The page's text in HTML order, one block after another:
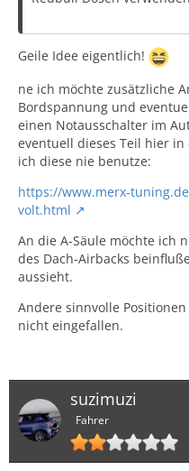
7)Steckverbinder des
8)Kombiinstrument aus
ausbauen.
9)Motorschalter von der
Armaturenbretts auf der
11)Die Klauen ösen und
12)Mittlere
-Die mittlere
Pfeile nach oben zeigen.
Geile Idee eigentlich!
ne ich möchte zusätzliche
Bordspannung und
einen Notausschalter im
eventuell dieses Teil hier
ich diese nie benutze:
https://www.merx-
volt.html
An die A-Säule möchte ich
des Dach-Airbacks
aussieht.
Andere sinnvolle
nicht eingefallen.
suzimuzi
Fahrer